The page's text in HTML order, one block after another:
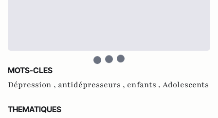
MOTS-CLES
Dépression , antidépresseurs , enfants , Adolescents
THEMATIQUES